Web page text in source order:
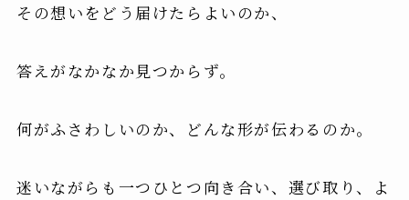
その想いをどう届けたらよいのか、
答えがなかなか見つからず。
何がふさわしいのか、どんな形が伝わるのか。
迷いながらも一つひとつ向き合い、選び取り、よ